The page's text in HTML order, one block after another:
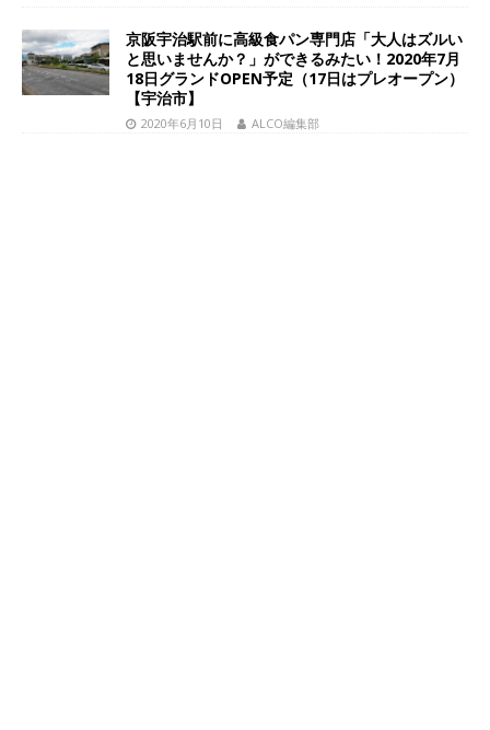
京阪宇治駅前に高級食パン専門店「大人はズルい
と思いませんか？」ができるみたい！2020年7月
18日グランドOPEN予定（17日はプレオープン）
【宇治市】
2020年6月10日 ALCO編集部